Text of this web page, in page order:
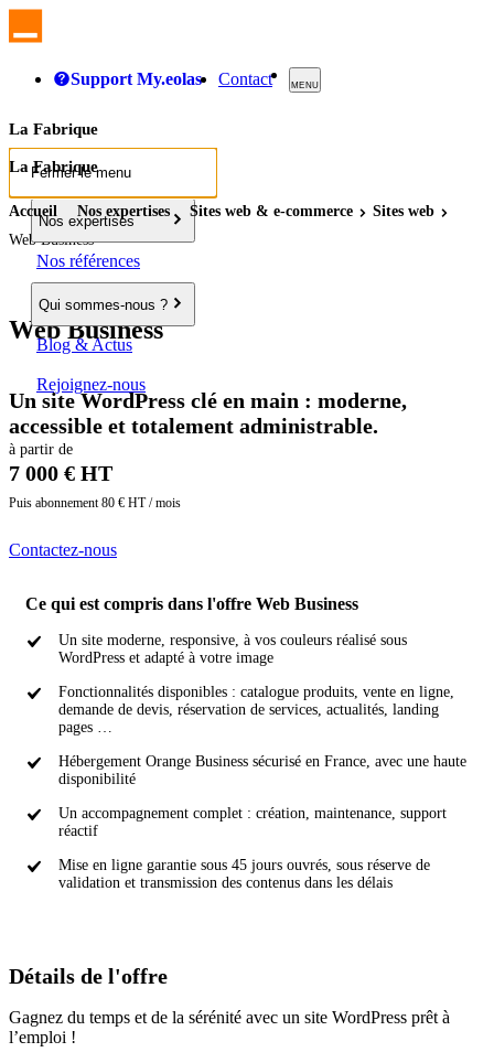
Support My.eolas Contact MENU
La Fabrique
Fermer le menu
Nos expertises
Nos références
Qui sommes-nous ?
Blog & Actus
Rejoignez-nous
La Fabrique
Accueil Nos expertises Sites web & e-commerce Sites web
Web Business
Web Business
Un site WordPress clé en main : moderne,
accessible et totalement administrable.
à partir de
7 000 € HT
Puis abonnement 80 € HT / mois
Contactez-nous
Ce qui est compris dans l'offre Web Business
Un site moderne, responsive, à vos couleurs réalisé sous
WordPress et adapté à votre image
Fonctionnalités disponibles : catalogue produits, vente en ligne,
demande de devis, réservation de services, actualités, landing
pages …
Hébergement Orange Business sécurisé en France, avec une haute
disponibilité
Un accompagnement complet : création, maintenance, support
réactif
Mise en ligne garantie sous 45 jours ouvrés, sous réserve de
validation et transmission des contenus dans les délais
Détails de l'offre
Gagnez du temps et de la sérénité avec un site WordPress prêt à
l’emploi !